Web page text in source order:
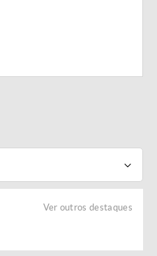
Ver outros destaques